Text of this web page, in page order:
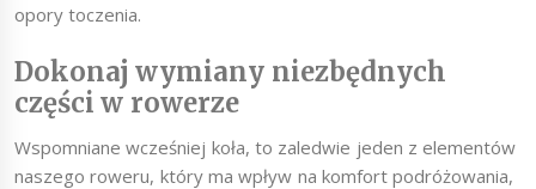
opory toczenia.
Dokonaj wymiany niezbędnych
części w rowerze
Wspomniane wcześniej koła, to zaledwie jeden z elementów
naszego roweru, który ma wpływ na komfort podróżowania,